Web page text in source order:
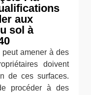
aux
sol à
peut amener à des
doivent
de ces surfaces.
procéder à des